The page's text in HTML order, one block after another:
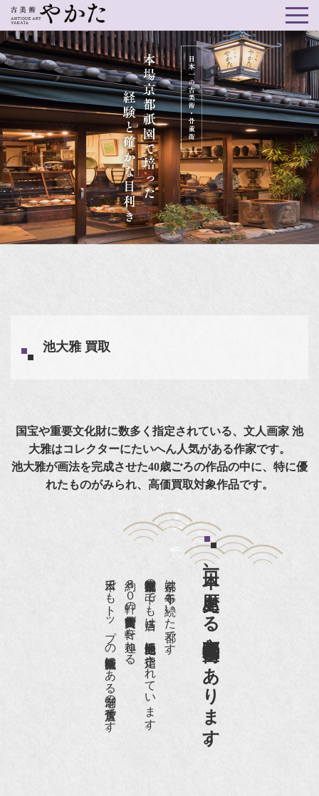
池大雅 買取
国宝や重要文化財に数多く指定されている、文人画家 池
大雅はコレクターにたいへん人気がある作家です。
池大雅が画法を完成させた40歳ごろの作品の中に、特に優
れたものがみられ、高価買取対象作品です。
日本一、歴史ある
京都祇園骨董街にあります。
京都は千年も続いた都です。
京都祇園骨董街の中でも当店は、歴史的保全地区に指定されています。
約８０軒の古美術骨董商が軒を連ねる、
日本でもトップの祇園骨董街にある老舗の骨董店です。